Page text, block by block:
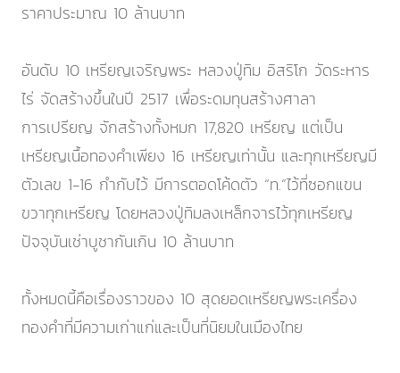
ราคาประมาณ 10 ล้านบาท
อันดับ 10 เหรียญเจริญพระ หลวงปู่ทิม อิสริโก วัดระหาร
ไร่ จัดสร้างขึ้นในปี 2517 เพื่อระดมทุนสร้างศาลา
การเปรียญ จักสร้างทั้งหมก 17,820 เหรียญ แต่เป็น
เหรียญเนื้อทองคำเพียง 16 เหรียญเท่านั้น และทุกเหรียญมี
ตัวเลข 1-16 กำกับไว้ มีการตอดโค้ดตัว “ท.”ไว้ที่ซอกแขน
ขวาทุกเหรียญ โดยหลวงปู่ทิมลงเหล็กจารไว้ทุกเหรียญ
ปัจจุบันเช่าบูชากันเกิน 10 ล้านบาท
ทั้งหมดนี้คือเรื่องราวของ 10 สุดยอดเหรียญพระเครื่อง
ทองคำที่มีความเก่าแก่และเป็นที่นิยมในเมืองไทย